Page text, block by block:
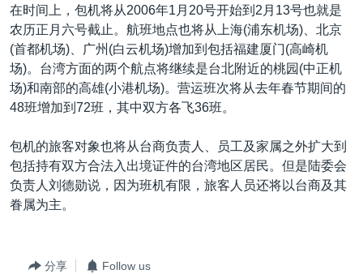
全球议题
环境
美国建国250周年
埃博拉疫情
美国之音专访
重要讲话与声明
南中国海争端
关注西藏
关注我们
其他语言网站
在时间上，包机将从2006年1月20号开始到2月13号也就是
农历正月六号截止。航班地点也将从上海(浦东机场)、北京
(首都机场)、广州(白云机场)增加到包括福建厦门(高崎机
场)。台湾方面的两个航点将继续是台北附近的桃园(中正机
场)和南部的高雄(小港机场)。营运班次将从去年春节期间的
48班增加到72班，其中双方各飞36班。
包机的旅客对象也将从台商负责人、员工及家属之外扩大到
包括持有双方合法入出境证件的台湾地区居民。但是陆委会
负责人刘德勋说，因为班机有限，旅客人员还将以台商及其
眷属为主。
分享 Follow us